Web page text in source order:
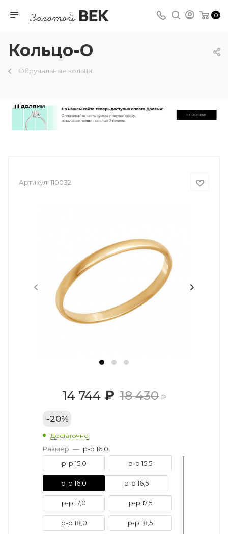
0
Кольцо-О
Обручальные кольца
Артикул: 110032
14 744 ₽ 18 430₽
-20%
Достаточно
Размер — р-р 16,0
р-р 15,0
р-р 15,5
р-р 16,0 р-р 16,5
р-р 17,0 р-р 17,5
р-р 18,0 р-р 18,5